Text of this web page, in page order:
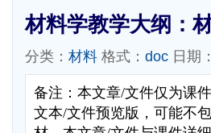
材料学教学大纲：
分类： 材料 格式： doc 日期
备注：本文章/文件仅为课
文本/文件预览版，可能不